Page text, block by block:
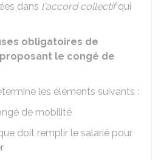
dans l'accord collectifqui
obligatoires de
le congé de
les éléments suivants :
de mobilité
doit remplir le salarié pour